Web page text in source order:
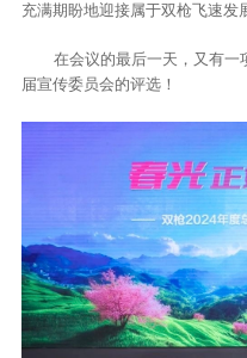
充满期盼地迎接属于双枪飞速发
在会议的最后一天，又有
届宣传委员会的评选！